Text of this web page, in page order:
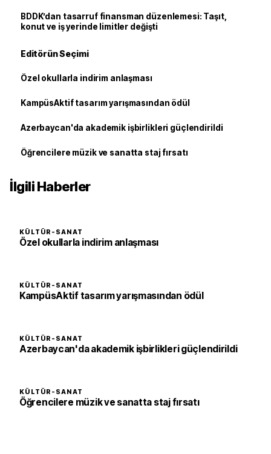
BDDK’dan tasarruf finansman düzenlemesi: Taşıt,
konut ve iş yerinde limitler değişti
Editörün Seçimi
Özel okullarla indirim anlaşması
KampüsAktif tasarım yarışmasından ödül
Azerbaycan'da akademik işbirlikleri güçlendirildi
Öğrencilere müzik ve sanatta staj fırsatı
İlgili Haberler
KÜLTÜR-SANAT
Özel okullarla indirim anlaşması
KÜLTÜR-SANAT
KampüsAktif tasarım yarışmasından ödül
KÜLTÜR-SANAT
Azerbaycan'da akademik işbirlikleri güçlendirildi
KÜLTÜR-SANAT
Öğrencilere müzik ve sanatta staj fırsatı